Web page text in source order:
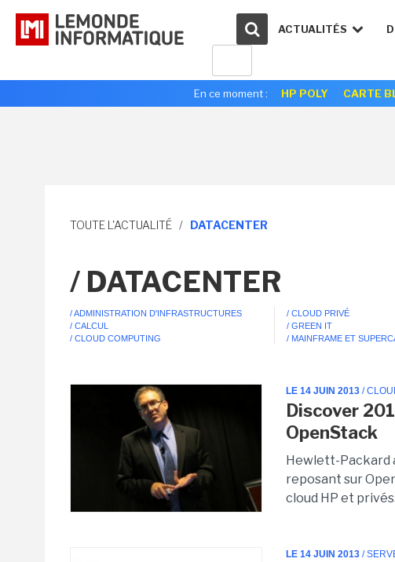
ACTUALITÉS
En ce moment : HP POLY CARTE
TOUTE L'ACTUALITÉ / DATACENTER
/ DATACENTER
/ ADMINISTRATION D'INFRASTRUCTURES
/ CALCUL
/ CLOUD COMPUTING
/ CLOUD PRIVÉ
/ GREEN IT
/ MAINFRAME ET
LE 14 JUIN 2013 /
Discover
OpenStack
Hewlett-Packard
reposant sur
cloud HP et privés.
LE 14 JUIN 2013 /